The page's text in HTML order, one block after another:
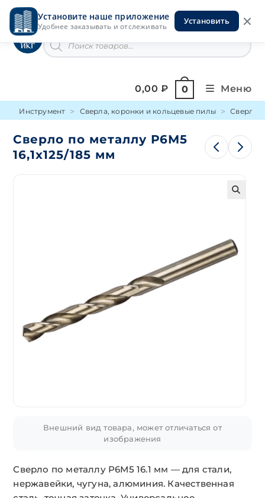
Установите наше приложение
Удобнее заказывать и отслеживать
Установить
Перейти
содержимомуИнструменты на Горской
товаров
0,00₽ 0 Меню
Инструмент Сверла, коронки и кольцевые пилы Сверло
Сверло по металлу Р6М5
16,1х125/185 мм
Внешний вид товара, может отличаться от
изображения
Сверло по металлу Р6М5 16.1 мм — для стали,
нержавейки, чугуна, алюминия. Качественная